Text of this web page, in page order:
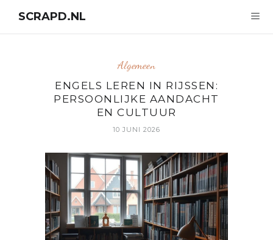
SCRAPD.NL
Algemeen
ENGELS LEREN IN RIJSSEN:
PERSOONLIJKE AANDACHT
EN CULTUUR
10 JUNI 2026